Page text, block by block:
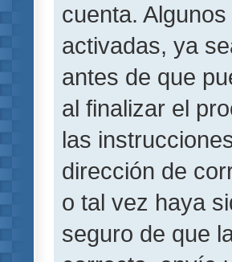
cuenta.
activadas, ya
antes de que
al finalizar el
las
dirección de
o tal vez haya
seguro de que